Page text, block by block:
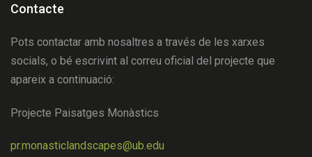
Contacte
Pots contactar amb nosaltres a través de les xarxes
socials, o bé escrivint al correu oficial del projecte que
apareix a continuació:
Projecte Paisatges Monàstics
pr.monasticlandscapes@ub.edu